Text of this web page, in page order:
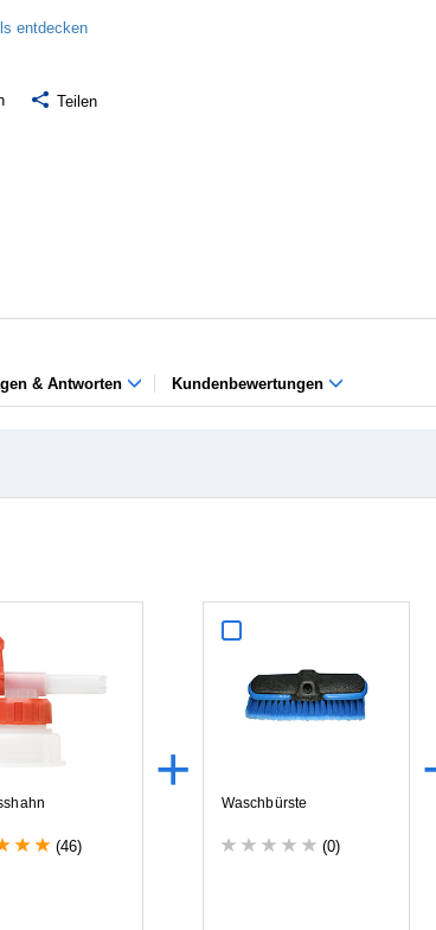
entdecken
Teilen
& Antworten Kundenbewertungen
shahn
(46)
+ Waschbürste
(0)